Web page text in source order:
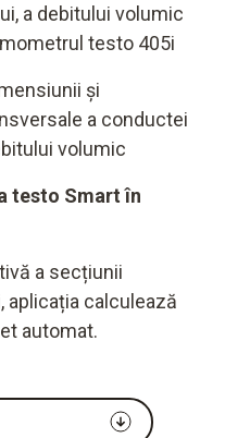
a debitului volumic
testo 405i
și
a conductei
volumic
testo Smart în
a secțiunii
aplicația calculează
automat.